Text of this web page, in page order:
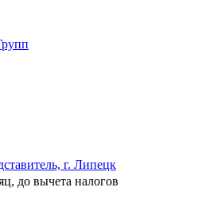
г. Липецк
до вычета налогов